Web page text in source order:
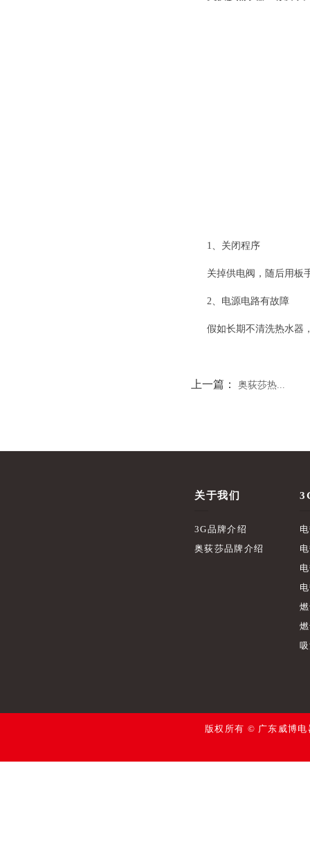
1、关闭程序
关掉供电阀，随后用板
2、电源电路有故障
假如长期不清洗热水器
上一篇： 奥荻莎热...
关于我们
3G品牌介绍
奥荻莎品牌介绍
版权所有 © 广东威博